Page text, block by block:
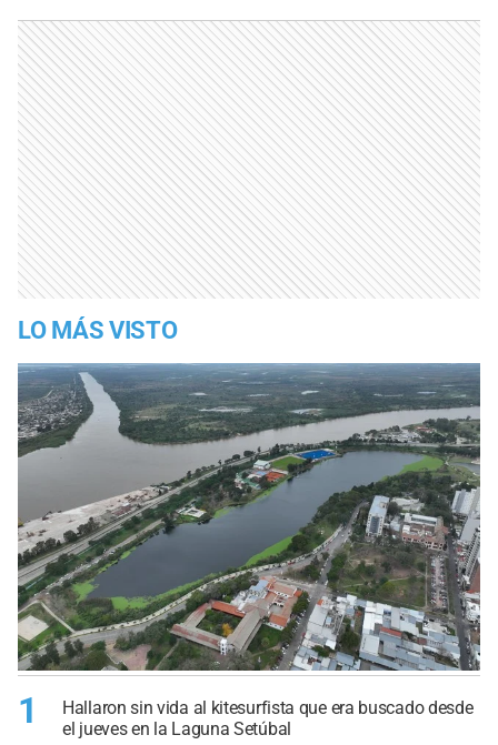
LO MÁS VISTO
1
Hallaron sin vida al kitesurfista que era buscado desde
el jueves en la Laguna Setúbal